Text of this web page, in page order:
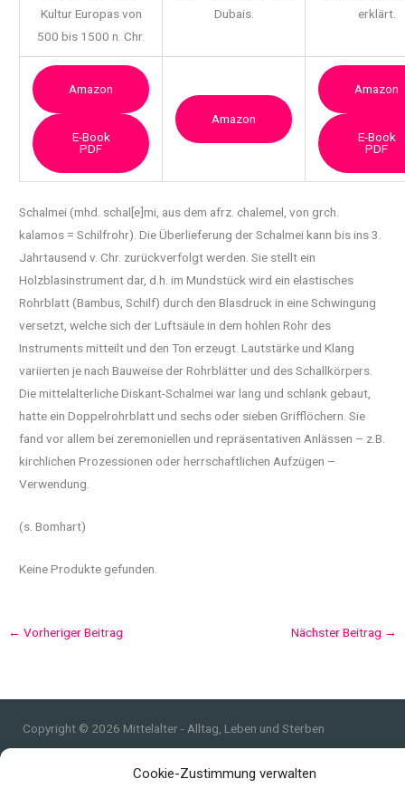
Cookie-Zustimmung verwalten
Kultur Europas von
500 bis 1500 n. Chr.
Dubais.
erklärt.
Amazon
E-Book
PDF
Amazon
Amazon
E-Book
PDF
Schalmei (mhd. schal[e]mi, aus dem afrz. chalemel, von grch.
kalamos = Schilfrohr). DieÜberlieferung der Schalmei kann bis ins 3.
Jahrtausend v. Chr. zurückverfolgt werden. Sie stellt ein
Holzblasinstrument dar, d.h. im Mundstück wird ein elastisches
Rohrblatt (Bambus, Schilf) durch den Blasdruck in eine Schwingung
versetzt, welche sich der Luftsäule in dem hohlen Rohr des
Instruments mitteilt und den Ton erzeugt. Lautstärke und Klang
variierten je nach Bauweise der Rohrblätter und des Schallkörpers.
Die mittelalterliche Diskant-Schalmei war lang und schlank gebaut,
hatte ein Doppelrohrblatt und sechs oder sieben Grifflöchern. Sie
fand vor allem bei zeremoniellen und repräsentativen Anlässen – z.B.
kirchlichen Prozessionen oder herrschaftlichen Aufzügen –
Verwendung.
(s. Bomhart)
Keine Produkte gefunden.
← Vorheriger Beitrag Nächster Beitrag →
Copyright © 2026 Mittelalter - Alltag, Leben und Sterben
Datenschutzerklärung und Cookie-Richtlinie